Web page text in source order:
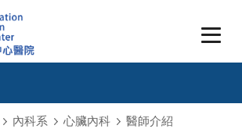
內科系 心臟內科 醫師介紹